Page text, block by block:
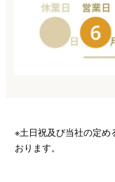
※土日祝及び当社の定
おります。